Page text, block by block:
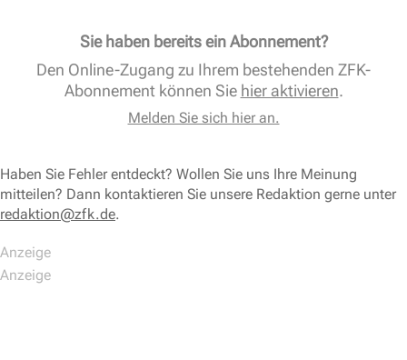
Sie haben bereits ein Abonnement?
Den Online-Zugang zu Ihrem bestehenden ZFK-
Abonnement können Sie hier aktivieren.
Melden Sie sich hier an.
Haben Sie Fehler entdeckt? Wollen Sie uns Ihre Meinung
mitteilen? Dann kontaktieren Sie unsere Redaktion gerne unter
redaktion@zfk.de.